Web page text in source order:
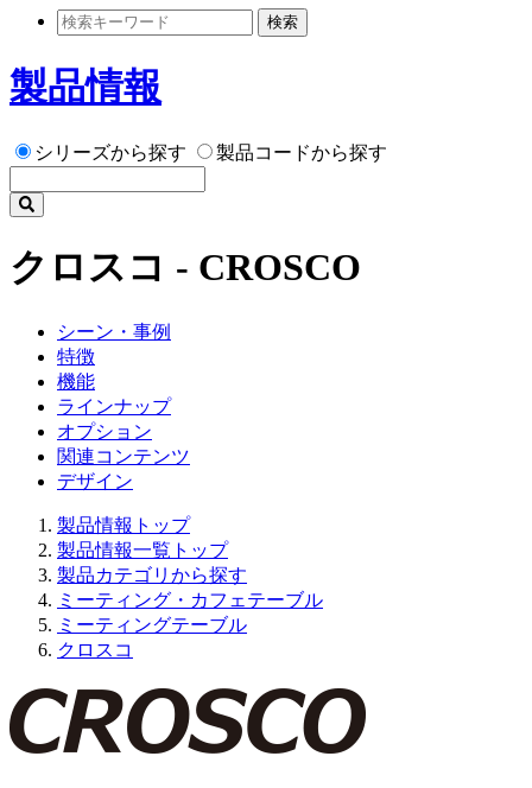
検索
製品情報
シリーズから探す 製品コードから探す
クロスコ - CROSCO
シーン・事例
特徴
機能
ラインナップ
オプション
関連コンテンツ
デザイン
製品情報トップ
製品情報一覧トップ
製品カテゴリから探す
ミーティング・カフェテーブル
ミーティングテーブル
クロスコ